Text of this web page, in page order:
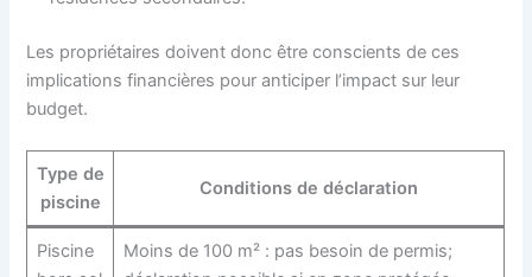
Les propriétaires doivent donc être conscients de ces
implications financières pour anticiper l’impact sur leur
budget.
Type de
piscine
Conditions de déclaration
Piscine
Moins de 100 m² : pas besoin de permis;